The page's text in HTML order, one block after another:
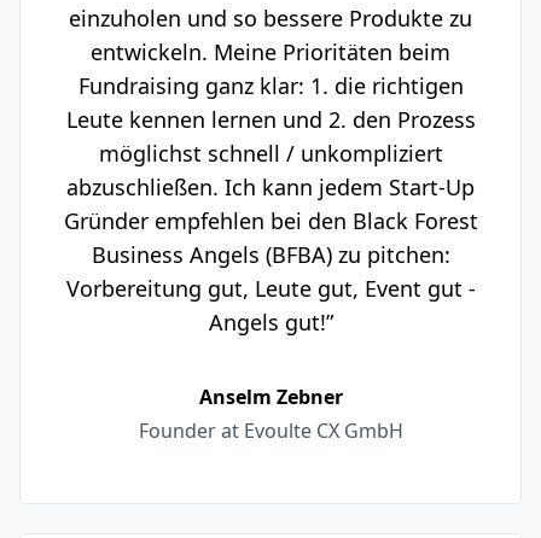
einzuholen und so bessere Produkte zu
entwickeln. Meine Prioritäten beim
Fundraising ganz klar: 1. die richtigen
Leute kennen lernen und 2. den Prozess
möglichst schnell / unkompliziert
abzuschließen. Ich kann jedem Start-Up
Gründer empfehlen bei den Black Forest
Business Angels (BFBA) zu pitchen:
Vorbereitung gut, Leute gut, Event gut -
Angels gut!”
Anselm Zebner
Founder at Evoulte CX GmbH